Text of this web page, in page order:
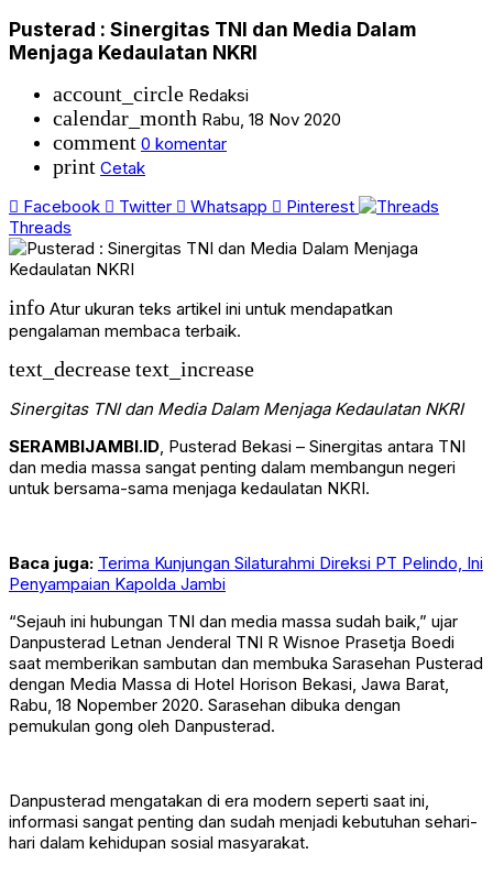
Pusterad : Sinergitas TNI dan Media Dalam
Menjaga Kedaulatan NKRI
account_circle Redaksi
calendar_month Rabu, 18 Nov 2020
comment 0 komentar
print Cetak
Facebook
Twitter Whatsapp
Pinterest
Threads
info Atur ukuran teks artikel ini untuk mendapatkan
pengalaman membaca terbaik.
text_decreasetext_increase
Sinergitas TNI dan Media Dalam Menjaga Kedaulatan NKRI
SERAMBIJAMBI.ID, Pusterad Bekasi – Sinergitas antara TNI
dan media massa sangat penting dalam membangun negeri
untuk bersama-sama menjaga kedaulatan NKRI.
Baca juga: Terima Kunjungan Silaturahmi Direksi PT Pelindo, Ini
Penyampaian Kapolda Jambi
“Sejauh ini hubungan TNI dan media massa sudah baik,” ujar
Danpusterad Letnan Jenderal TNI R Wisnoe Prasetja Boedi
saat memberikan sambutan dan membuka Sarasehan Pusterad
dengan Media Massa di Hotel Horison Bekasi, Jawa Barat,
Rabu, 18 Nopember 2020. Sarasehan dibuka dengan
pemukulan gong oleh Danpusterad.
Danpusterad mengatakan di era modern seperti saat ini,
informasi sangat penting dan sudah menjadi kebutuhan sehari-
hari dalam kehidupan sosial masyarakat.